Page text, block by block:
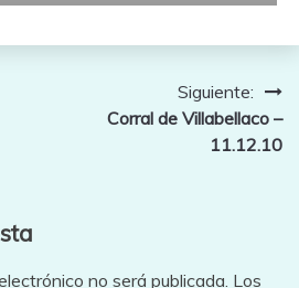
Siguiente:
Corral de Villabellaco –
11.12.10
no será publicada. Los